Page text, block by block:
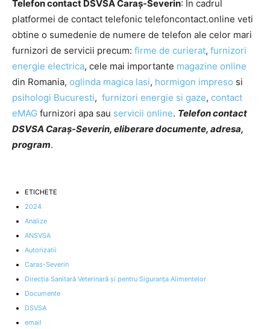
Telefon contact DSVSA Caraș-Severin: In cadrul
platformei de contact telefonic telefoncontact.online veti
obtine o sumedenie de numere de telefon ale celor mari
furnizori de servicii precum: firme de curierat, furnizori
energie electrica, cele mai importante magazine online
din Romania, oglinda magica Iasi, hormigon impreso si
psihologi Bucuresti, furnizori energie si gaze, contact
eMAG furnizori apa sau servicii online. Telefon contact
DSVSA Caraș-Severin, eliberare documente, adresa,
program.
ETICHETE
2024
Analize
ANSVSA
Autorizatii
Caras-Severin
Direcția Sanitară Veterinară și pentru Siguranța Alimentelor
Documente
DSVSA
email